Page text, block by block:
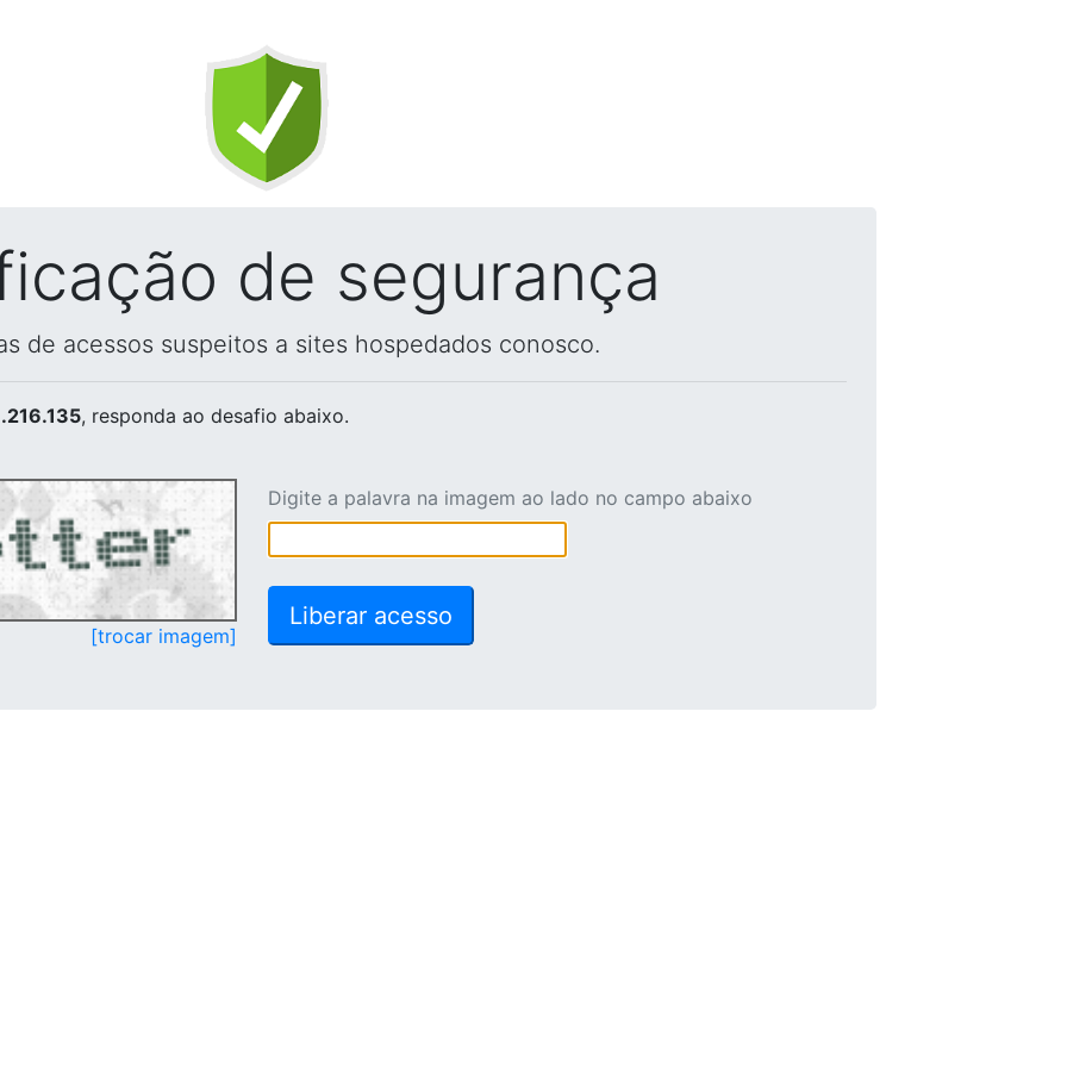
de segurança
de acessos suspeitos a sites hospedados conosco.
, responda ao desafio abaixo.
[trocar imagem]
Digite a palavra na imagem ao lado no campo abaixo